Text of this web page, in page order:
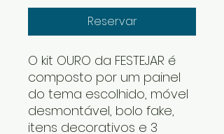
Reservar
O kit OURO da FESTEJAR é
composto por um painel
do tema escolhido, móvel
desmontável, bolo fake,
itens decorativos e 3